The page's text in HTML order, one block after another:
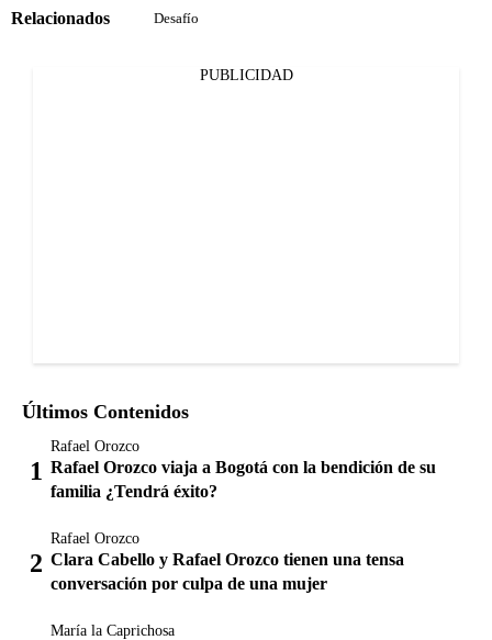
Relacionados Desafío
PUBLICIDAD
Últimos Contenidos
Rafael Orozco
Rafael Orozco viaja a Bogotá con la bendición de su
familia ¿Tendrá éxito?
Rafael Orozco
Clara Cabello y Rafael Orozco tienen una tensa
conversación por culpa de una mujer
María la Caprichosa